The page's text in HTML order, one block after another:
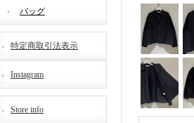
バッグ
特定商取引法表示
Instagram
Store info